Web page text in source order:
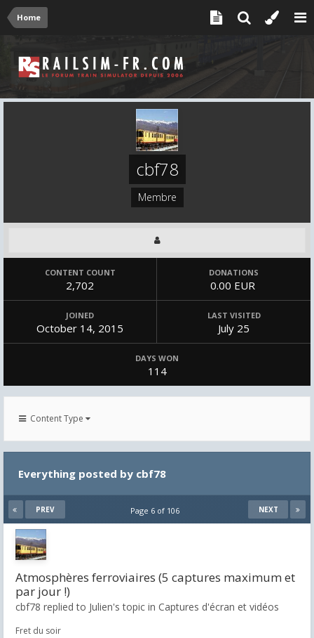
Home
cbf78
Membre
CONTENT COUNT
2,702
DONATIONS
0.00 EUR
JOINED
October 14, 2015
LAST VISITED
July 25
DAYS WON
114
Content Type
Everything posted by cbf78
PREV NEXT
Page 6 of 106
Atmosphères ferroviaires (5 captures maximum et
par jour !)
cbf78 replied to Julien's topic in Captures d'écran et vidéos
Fret du soir